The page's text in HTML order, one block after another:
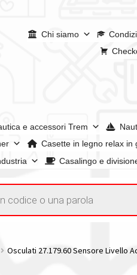
Chi siamo
e accessori Trem
Casette in legno relax in
Casalingo e
generaliConfronta
dei prodottiWishlist
Osculati 27.179.60 Sensore Livello